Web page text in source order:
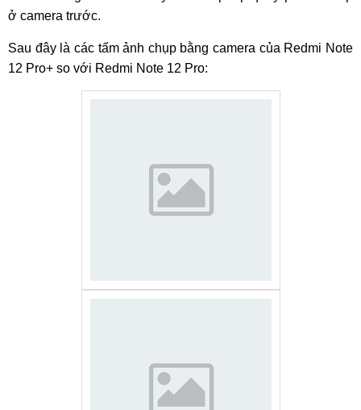
ở camera trước.
Sau đây là các tấm ảnh chụp bằng camera của Redmi Note
12 Pro+ so với Redmi Note 12 Pro: